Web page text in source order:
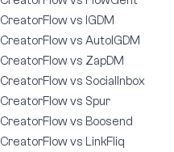
CreatorFlow vs IGDM
CreatorFlow vs AutoIGDM
CreatorFlow vs ZapDM
CreatorFlow vs SocialInbox
CreatorFlow vs Spur
CreatorFlow vs Boosend
CreatorFlow vs LinkFliq